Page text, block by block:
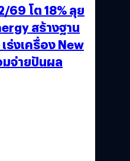
69 โต 18% ลุย
สร้างฐาน
ร่งเครื่อง New
จ่ายปันผล